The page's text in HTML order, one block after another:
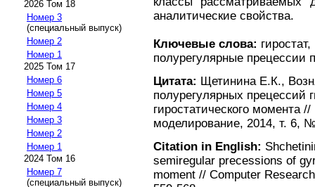
2026 Том 18
Номер 3
(специальный выпуск)
Номер 2
Номер 1
2025 Том 17
Номер 6
Номер 5
Номер 4
Номер 3
Номер 2
Номер 1
2024 Том 16
Номер 7
(специальный выпуск)
аналитические свойства.
Ключевые слова:
полурегулярные прецессии
Цитата: Щетинина Е.К.,
полурегулярных прецессий
гиростатического момента
моделирование, 2014, т. 6,
Citation in English:
semiregular precessions of
moment // Computer